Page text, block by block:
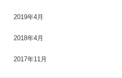
2019年4月
2018年4月
2017年11月